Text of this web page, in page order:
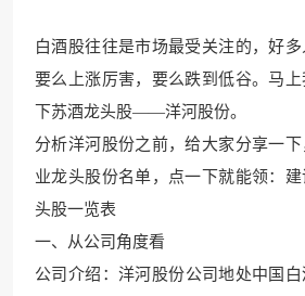
白酒股往往是市场最受关注的，好多
要么上涨厉害，要么跌到低谷。马
下苏酒龙头股——洋河股份。
分析洋河股份之前，给大家分享一
业龙头股份名单，点一下就能领：
头股一览表
一、从公司角度看
公司介绍：洋河股份公司地处中国